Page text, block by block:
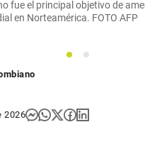
fue el principal objetivo de
en Norteamérica. FOTO AFP
1
2
2026